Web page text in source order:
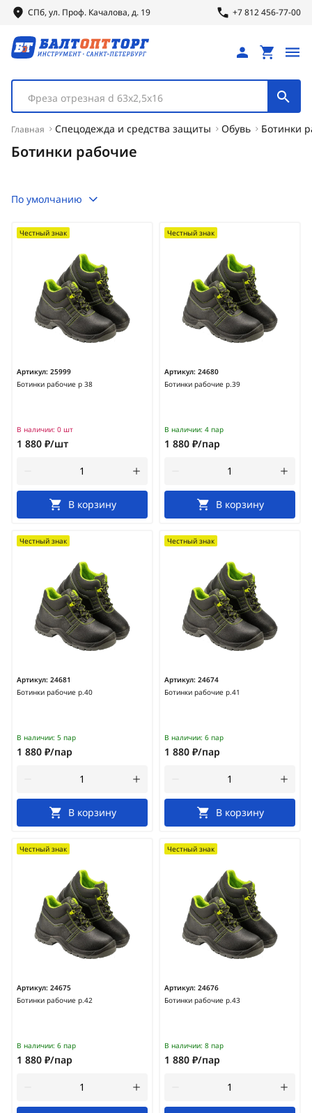
СПб, ул. Проф. Качалова, д. 19 +7 812 456-77-00
Фреза отрезная d 63х2,5х16
Главная Спецодежда и средства защиты Обувь Ботинки
Ботинки рабочие
По умолчанию
Артикул: 25999
Ботинки рабочие р 38
Честный знак
В наличии: 0 шт
1 880 ₽/шт
В корзину
Артикул: 24680
Ботинки рабочие р.39
Честный знак
В наличии: 4 пар
1 880 ₽/пар
В корзину
Артикул: 24681
Ботинки рабочие р.40
Честный знак
В наличии: 5 пар
1 880 ₽/пар
В корзину
Артикул: 24674
Ботинки рабочие р.41
Честный знак
В наличии: 6 пар
1 880 ₽/пар
В корзину
Артикул: 24675
Ботинки рабочие р.42
Честный знак
В наличии: 6 пар
1 880 ₽/пар
Артикул: 24676
Ботинки рабочие р.43
Честный знак
В наличии: 8 пар
1 880 ₽/пар